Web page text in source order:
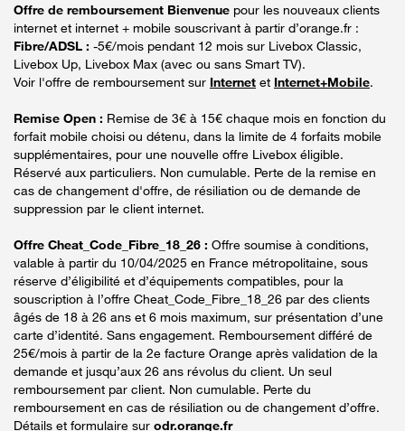
Offre de remboursement Bienvenue pour les nouveaux clients
internet et internet + mobile souscrivant à partir d’orange.fr :
Fibre/ADSL : -5€/mois pendant 12 mois sur Livebox Classic,
Livebox Up, Livebox Max (avec ou sans Smart TV).
Voir l'offre de remboursement sur Internet et Internet+Mobile.
Remise Open : Remise de 3€ à 15€ chaque mois en fonction du
forfait mobile choisi ou détenu, dans la limite de 4 forfaits mobile
supplémentaires, pour une nouvelle offre Livebox éligible.
Réservé aux particuliers. Non cumulable. Perte de la remise en
cas de changement d'offre, de résiliation ou de demande de
suppression par le client internet.
Offre Cheat_Code_Fibre_18_26 : Offre soumise à conditions,
valable à partir du 10/04/2025 en France métropolitaine, sous
réserve d’éligibilité et d’équipements compatibles, pour la
souscription à l’offre Cheat_Code_Fibre_18_26 par des clients
âgés de 18 à 26 ans et 6 mois maximum, sur présentation d’une
carte d’identité. Sans engagement. Remboursement différé de
25€/mois à partir de la 2e facture Orange après validation de la
demande et jusqu’aux 26 ans révolus du client. Un seul
remboursement par client. Non cumulable. Perte du
remboursement en cas de résiliation ou de changement d’offre.
Détails et formulaire sur odr.orange.fr